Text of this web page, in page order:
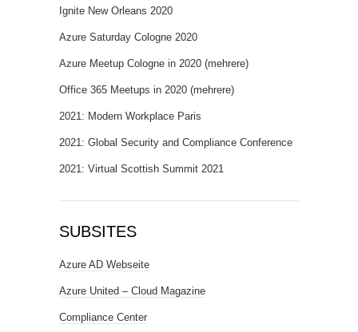
Ignite New Orleans 2020
Azure Saturday Cologne 2020
Azure Meetup Cologne in 2020 (mehrere)
Office 365 Meetups in 2020 (mehrere)
2021: Modern Workplace Paris
2021: Global Security and Compliance Conference
2021: Virtual Scottish Summit 2021
SUBSITES
Azure AD Webseite
Azure United – Cloud Magazine
Compliance Center